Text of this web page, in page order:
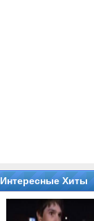
Интересные Хиты